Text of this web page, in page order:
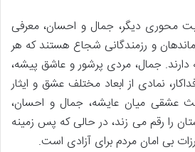
محوری دیگر، جمال و احسان، معرفی
و رزمندگانی شجاع هستند که هر
جمال، مردی پرشور و عاشق پیشه،
نمادی از ابعاد مختلف عشق و ایثار
عشقی میان عایشه، جمال و احسان،
را رقم می زند، در حالی که پس زمینه
بی امان مردم برای آزادی است.